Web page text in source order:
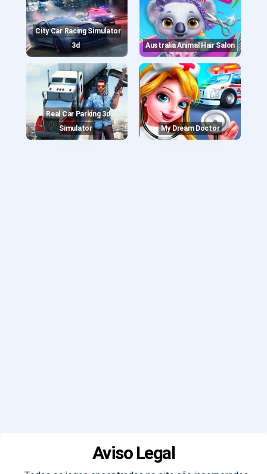
City Car Racing Simulator
3d
Australia Animal Hair Salon
Real Car Parking 3d
Simulator
My Dream Doctor
Aviso Legal